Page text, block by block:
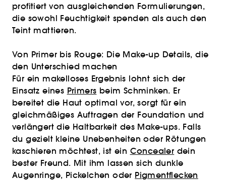
profitiert von ausgleichenden Formulierungen,
die sowohl Feuchtigkeit spenden als auch den
Teint mattieren.
Von Primer bis Rouge: Die Make-up Details, die
den Unterschied machen
Für ein makelloses Ergebnis lohnt sich der
Einsatz eines Primers beim Schminken. Er
bereitet die Haut optimal vor, sorgt für ein
gleichmäßiges Auftragen der Foundation und
verlängert die Haltbarkeit des Make-ups. Falls
du gezielt kleine Unebenheiten oder Rötungen
kaschieren möchtest, ist ein Concealer dein
bester Freund. Mit ihm lassen sich dunkle
Augenringe, Pickelchen oder Pigmentflecken